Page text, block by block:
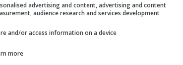
advertising and content, advertising and content
audience research and services development
and/or access information on a device
more